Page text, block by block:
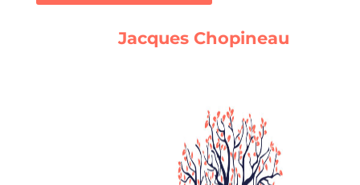
Jacques Chopineau